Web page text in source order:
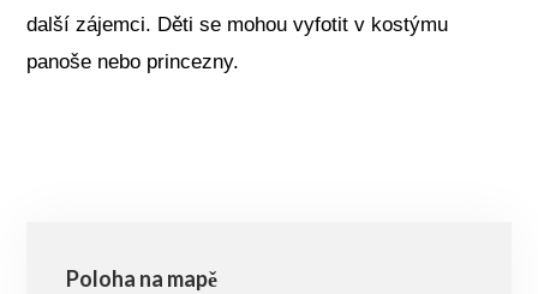
další zájemci. Děti se mohou vyfotit v kostýmu
panoše nebo princezny.
Poloha na mapě